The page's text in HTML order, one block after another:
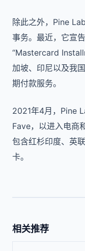
除此之外，Pine
事务。最近，它宣
“Mastercard
加坡、印尼以及我
期付款服务。
2021年4月，Pine
Fave，以进入电商
包含红杉印度、英
卡。
相关推荐